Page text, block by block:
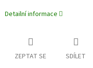
Detailní informace
ZEPTAT SE SDÍLET